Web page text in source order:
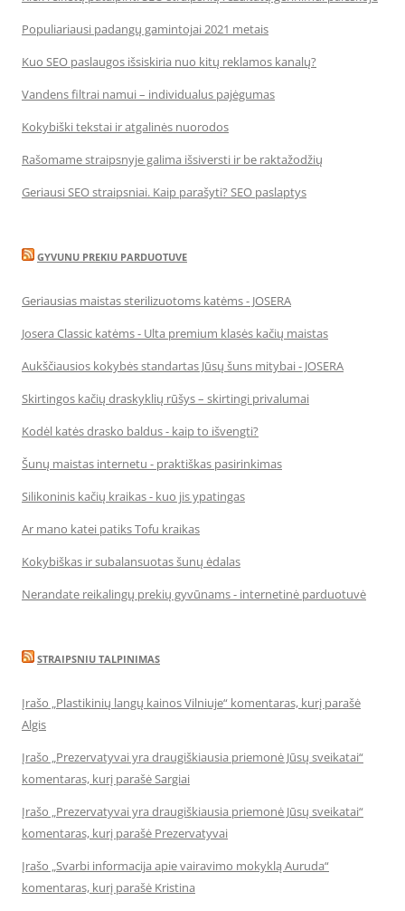
Populiariausi padangų gamintojai 2021 metais
Kuo SEO paslaugos išsiskiria nuo kitų reklamos kanalų?
Vandens filtrai namui – individualus pajėgumas
Kokybiški tekstai ir atgalinės nuorodos
Rašomame straipsnyje galima išsiversti ir be raktažodžių
Geriausi SEO straipsniai. Kaip parašyti? SEO paslaptys
GYVUNU PREKIU PARDUOTUVE
Geriausias maistas sterilizuotoms katėms - JOSERA
Josera Classic katėms - Ulta premium klasės kačių maistas
Aukščiausios kokybės standartas Jūsų šuns mitybai - JOSERA
Skirtingos kačių draskyklių rūšys – skirtingi privalumai
Kodėl katės drasko baldus - kaip to išvengti?
Šunų maistas internetu - praktiškas pasirinkimas
Silikoninis kačių kraikas - kuo jis ypatingas
Ar mano katei patiks Tofu kraikas
Kokybiškas ir subalansuotas šunų ėdalas
Nerandate reikalingų prekių gyvūnams - internetinė parduotuvė
STRAIPSNIU TALPINIMAS
Įrašo „Plastikinių langų kainos Vilniuje“ komentaras, kurį parašė
Algis
Įrašo „Prezervatyvai yra draugiškiausia priemonė Jūsų sveikatai“
komentaras, kurį parašė Sargiai
Įrašo „Prezervatyvai yra draugiškiausia priemonė Jūsų sveikatai“
komentaras, kurį parašė Prezervatyvai
Įrašo „Svarbi informacija apie vairavimo mokyklą Auruda“
komentaras, kurį parašė Kristina